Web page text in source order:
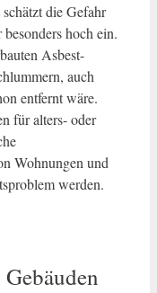
die Gefahr
hoch ein.
Asbest-
auch
entfernt wäre.
für alters- oder
Wohnungen und
werden.